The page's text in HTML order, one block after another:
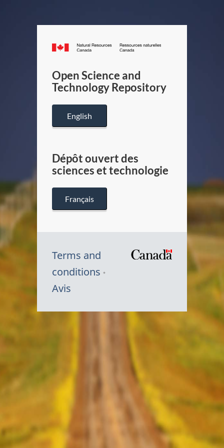
Canada.ca
/
Canada
Open Science and
Technology Repository
English
Dépôt ouvert des
sciences et technologie
Français
Terms and
conditions
Avis
Symbole
Canada